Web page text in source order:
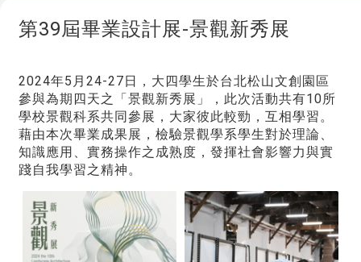
第39屆畢業設計展-景觀新秀展
2024年5月24-27日，大四學生於台北松山文創園區
參與為期四天之「景觀新秀展」，此次活動共有10所
學校景觀科系共同參展，大家彼此較勁，互相學習。
藉由本次畢業成果展，檢驗景觀學系學生對於理論、
知識應用、實務操作之成熟度，發揮社會影響力與實
踐自我學習之精神。